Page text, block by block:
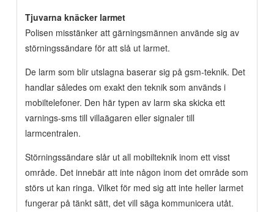
Tjuvarna knäcker larmet
Polisen misstänker att gärningsmännen använde sig av
störningssändare för att slå ut larmet.
De larm som blir utslagna baserar sig på gsm-teknik. Det
handlar således om exakt den teknik som används i
mobiltelefoner. Den här typen av larm ska skicka ett
varnings-sms till villaägaren eller signaler till
larmcentralen.
Störningssändare slår ut all mobilteknik inom ett visst
område. Det innebär att inte någon inom det område som
störs ut kan ringa. Vilket för med sig att inte heller larmet
fungerar på tänkt sätt, det vill säga kommunicera utåt.